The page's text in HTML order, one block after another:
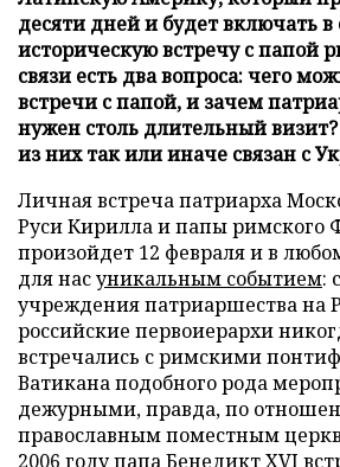
десяти дней и будет включать в
историческую встречу с папой
связи есть два вопроса: чего
встречи с папой, и зачем
нужен столь длительный
из них так или иначе связан с
Личная встреча патриарха
Руси Кирилла и папы римского
произойдет 12 февраля и в
для насуникальным событием:
учреждения патриаршества на
российские первоиерархи
встречались с римскими
Ватикана подобного рода
дежурными, правда, по
православным поместным
2006 году папа Бенедикт XVI